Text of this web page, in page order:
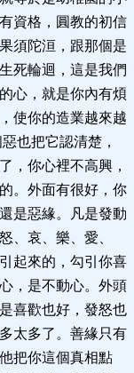
資格，圓教的初信
須陀洹，跟那個是
死輪迴，這是我們
心，就是你內有煩
使你的造業越來越
也把它認清楚，
，你心裡不高興，
。外面有很好，你
是惡緣。凡是發動
、哀、樂、愛、
起來的，勾引你喜
，是不動心。外頭
喜歡也好，發怒也
太多了。善緣只有
把你這個真相點